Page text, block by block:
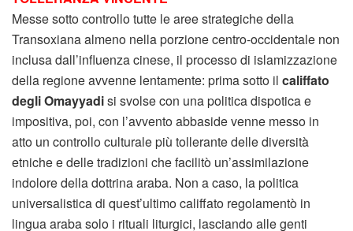
Messe sotto controllo tutte le aree strategiche della
Transoxiana almeno nella porzione centro-occidentale non
inclusa dall’influenza cinese, il processo di islamizzazione
della regione avvenne lentamente: prima sotto il califfato
degli Omayyadisi svolse con una politica dispotica e
impositiva, poi, con l’avvento abbaside venne messo in
atto un controllo culturale più tollerante delle diversità
etniche e delle tradizioni che facilitò un’assimilazione
indolore della dottrina araba. Non a caso, la politica
universalistica di quest’ultimo califfato regolamentò in
lingua araba solo i rituali liturgici, lasciando alle genti